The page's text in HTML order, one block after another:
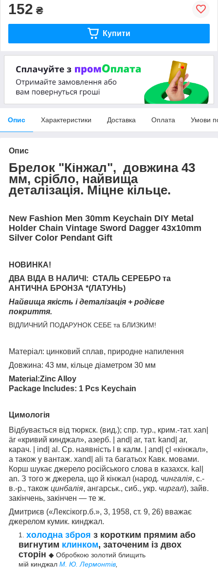
152 ₴
Купити
Опис Характеристики Доставка Оплата Умови
Опис
Брелок "Кінжал", довжина 43
мм, срібло, найвища
деталізація. Міцне кільце.
New Fashion Men 30mm Keychain DIY Metal
Holder Chain Vintage Sword Dagger 43x10mm
Silver Color Pendant Gift
НОВИНКА!
ДВА ВІДА В НАЛИЧІ: СТАЛЬ СЕРЕБРО та
АНТИЧНА БРОНЗА *(ЛАТУНЬ)
Найвища якість і деталізація + родієве
покриття.
ВІДЛИЧНИЙ ПОДАРУНОК СЕБЕ та БЛИЗКИМ!
Матеріал: цинковий сплав, природне напилення
Довжина: 43 мм, кільце діаметром 30 мм
Material:Zinc Alloy
Package Includes: 1 Pcs Keychain
Цимологія
Відбувається від тюркск. (вид.); спр. тур., крим.-тат. хаn|
är «кривий кинджал», азерб. | and| ar, тат. kand| ar,
карач. | ind| al. Ср. наявність l в калм. | and| çl «кінжал»,
а також у вантаж. хаnd| ali та багатьох Кавк. мовами.
Корш шукає джерело російського слова в казахск. kal|
an. З того ж джерела, що й кінжал (народ. чингалія, с.-
в.-р., також цинбалія, ангарськ., сиб., укр. чиргал), зайв.
закінчень, закінчен — те ж.
Дмитриєв («Лексікогр.б.», 3, 1958, ст. 9, 26) вважає
джерелом кумик. кинджал.
холодна зброя з коротким прямим або
вигнутим клинком, заточеним із двох
сторін ◆ Обробкою золотий блищить
мій кинджал М. Ю. Лермонтів